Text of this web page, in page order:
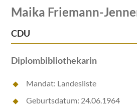
Maika Friemann-
CDU
Diplombibliothekarin
Mandat: Landesliste
Geburtsdatum: 24.06.1964